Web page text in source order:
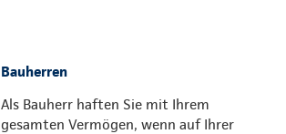
Bauherren
Als Bauherr haften Sie mit Ihrem
gesamten Vermögen, wenn auf Ihrer